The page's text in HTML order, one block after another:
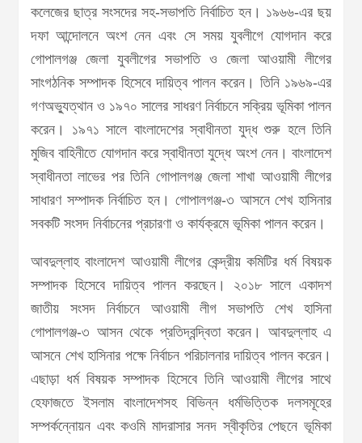
কলেজের ছাত্র সংসদের সহ-সভাপতি নির্বাচিত হন। ১৯৬৬-এর ছয়
দফা আন্দোলনে অংশ নেন এবং সে সময় যুবলীগে যোগদান করে
গোপালগঞ্জ জেলা যুবলীগের সভাপতি ও জেলা আওয়ামী লীগের
সাংগঠনিক সম্পাদক হিসেবে দায়িত্ব পালন করেন। তিনি ১৯৬৯-এর
গণঅভ্যুত্থান ও ১৯৭০ সালের সাধরণ নির্বাচনে সক্রিয় ভূমিকা পালন
করেন। ১৯৭১ সালে বাংলাদেশের স্বাধীনতা যুদ্ধ শুরু হলে তিনি
মুজিব বাহিনীতে যোগদান করে স্বাধীনতা যুদ্ধে অংশ নেন। বাংলাদেশ
স্বাধীনতা লাভের পর তিনি গোপালগঞ্জ জেলা শাখা আওয়ামী লীগের
সাধারণ সম্পাদক নির্বাচিত হন। গোপালগঞ্জ-৩ আসনে শেখ হাসিনার
সবকটি সংসদ নির্বাচনের প্রচারণা ও কার্যক্রমে ভূমিকা পালন করেন।
আবদুল্লাহ বাংলাদেশ আওয়ামী লীগের কেন্দ্রীয় কমিটির ধর্ম বিষয়ক
সম্পাদক হিসেবে দায়িত্ব পালন করছেন। ২০১৮ সালে একাদশ
জাতীয় সংসদ নির্বাচনে আওয়ামী লীগ সভাপতি শেখ হাসিনা
গোপালগঞ্জ-৩ আসন থেকে প্রতিদ্বন্দ্বিতা করেন। আবদুল্লাহ এ
আসনে শেখ হাসিনার পক্ষে নির্বাচন পরিচালনার দায়িত্ব পালন করেন।
এছাড়া ধর্ম বিষয়ক সম্পাদক হিসেবে তিনি আওয়ামী লীগের সাথে
হেফাজতে ইসলাম বাংলাদেশসহ বিভিন্ন ধর্মভিত্তিক দলসমূহের
সম্পর্কন্নোয়ন এবং কওমি মাদরাসার সনদ স্বীকৃতির পেছনে ভূমিকা